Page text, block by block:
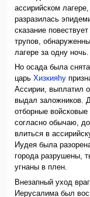
ассирийском
разразилась
сказание
трупов,
лагере за одну ночь.
Но осада была
царьХизкияhу
Ассирии, выплатил
выдал заложников.
отборные войсковые
согласно обычаю,
влиться в
Иудея была
города разрушены,
угнаны в плен.
Внезапный уход
Иерусалима был